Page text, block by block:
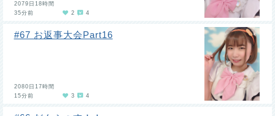
2079日18時間
35分前
2 4
#67 お返事大会Part16
2080日17時間
15分前
3 4